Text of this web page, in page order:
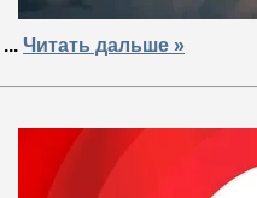
... Читать дальше »